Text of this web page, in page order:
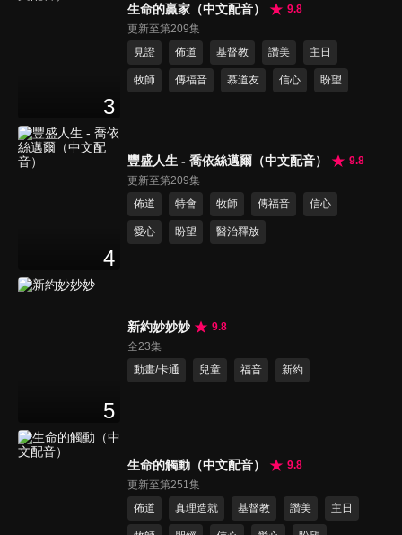
3
生命的贏家（中文配音）
9.8
更新至第209集
見證
佈道 基督教 讚美 主日
牧師 傳福音 慕道友 信心 盼望
4
豐盛人生 - 喬依絲邁爾（中文配音）
9.8
更新至第209集
佈道
特會 牧師 傳福音 信心
愛心 盼望 醫治釋放
5
新約妙妙妙
9.8
全23集
動畫/卡通
兒童 福音 新約
生命的觸動（中文配音）
9.8
更新至第251集
佈道
真理造就 基督教 讚美 主日